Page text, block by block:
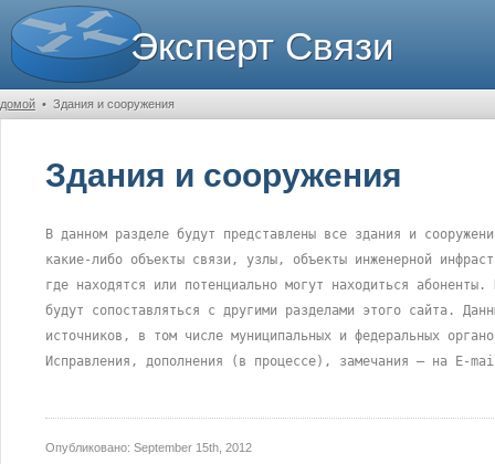
Эксперт Связи
домой • Здания и сооружения
Здания и сооружения
В данном разделе будут представлены все здания и
какие-либо объекты связи, узлы, объекты инженерной
где находятся или потенциально могут находиться
будут сопоставляться с другими разделами этого сайта.
источников, в том числе муниципальных и федеральных
Исправления, дополнения (в процессе), замечания – на
Опубликовано: September 15th, 2012